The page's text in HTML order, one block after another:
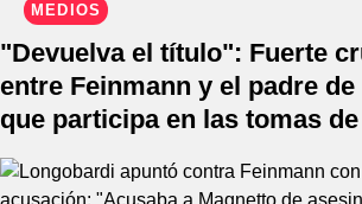
MEDIOS
"Devuelva el título": Fuerte
entre Feinmann y el padre
que participa en las tomas